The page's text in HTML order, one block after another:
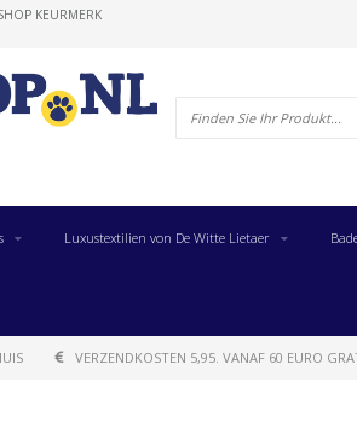
KEURMERK
Luxustextilien von De Witte Lietaer
VERZENDKOSTEN 5,95. VANAF 60 EURO